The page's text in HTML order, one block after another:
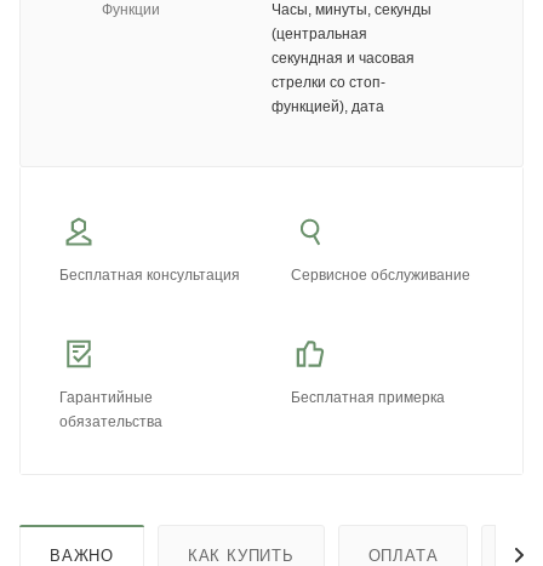
Функции
Часы, минуты, секунды
(центральная
секундная и часовая
стрелки со стоп-
функцией), дата
Бесплатная консультация Сервисное обслуживание
Гарантийные
обязательства
Бесплатная примерка
ВАЖНО КАК КУПИТЬ ОПЛАТА